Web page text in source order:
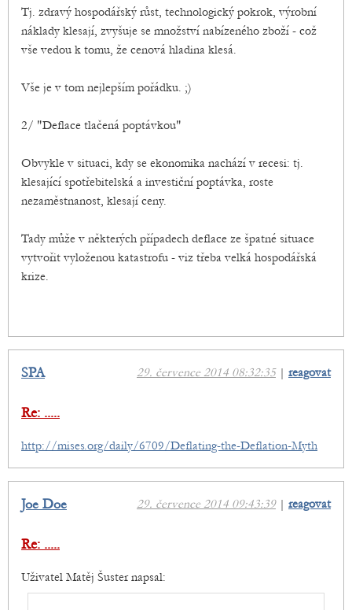
Tj. zdravý hospodářský růst, technologický pokrok, výrobní
náklady klesají, zvyšuje se množství nabízeného zboží - což
vše vedou k tomu, že cenová hladina klesá.
Vše je v tom nejlepším pořádku. ;)
2/ "Deflace tlačená poptávkou"
Obvykle v situaci, kdy se ekonomika nachází v recesi: tj.
klesající spotřebitelská a investiční poptávka, roste
nezaměstnanost, klesají ceny.
Tady může v některých případech deflace ze špatné situace
vytvořit vyloženou katastrofu - viz třeba velká hospodářská
krize.
29. července 2014 08:32:35| reagovat
SPA
Re: .....
http://mises.org/daily/6709/Deflating-the-Deflation-Myth
29. července 2014 09:43:39| reagovat
Joe Doe
Re: .....
Uživatel Matěj Šuster napsal: